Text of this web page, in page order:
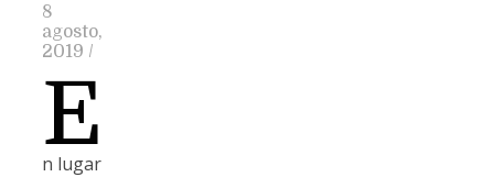
8
agosto,
2019 /
E
n lugar